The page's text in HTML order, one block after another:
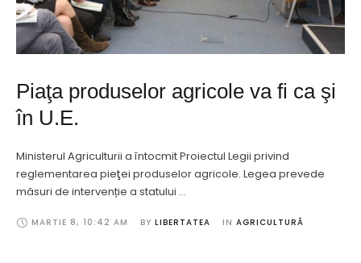
Piaţa produselor agricole va fi ca şi
în U.E.
Ministerul Agriculturii a întocmit Proiectul Legii privind
reglementarea pieţei produselor agricole. Legea prevede
măsuri de intervenție a statului …
MARTIE 8, 10:42 AM BY LIBERTATEA IN AGRICULTURĂ